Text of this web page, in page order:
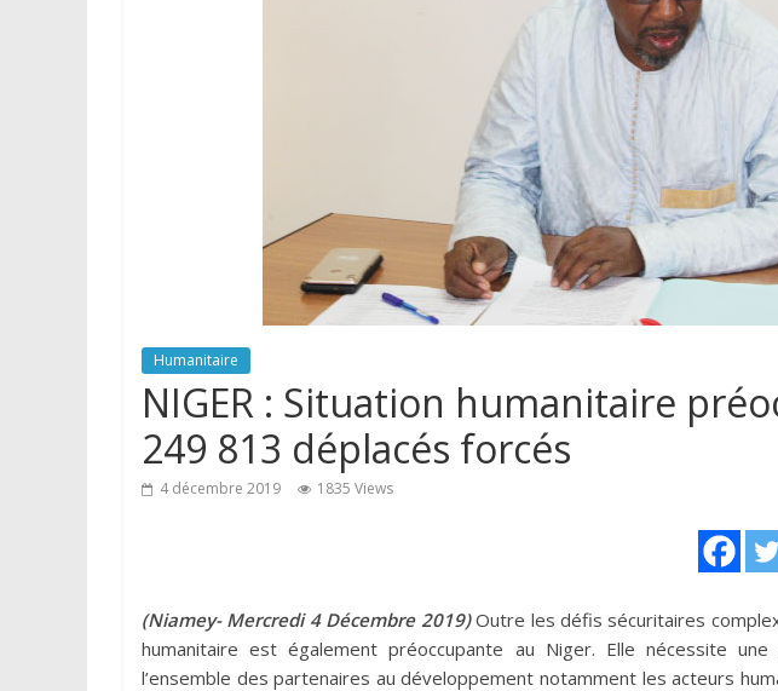
Humanitaire
NIGER : Situation humanitaire
249 813 déplacés forcés
4 décembre 2019 1835 Views
(Niamey- Mercredi 4 Décembre 2019)Outre les défis sécuritaires
humanitaire est également préoccupante au Niger. Elle nécessite
l’ensemble des partenaires au développement notamment les acteurs